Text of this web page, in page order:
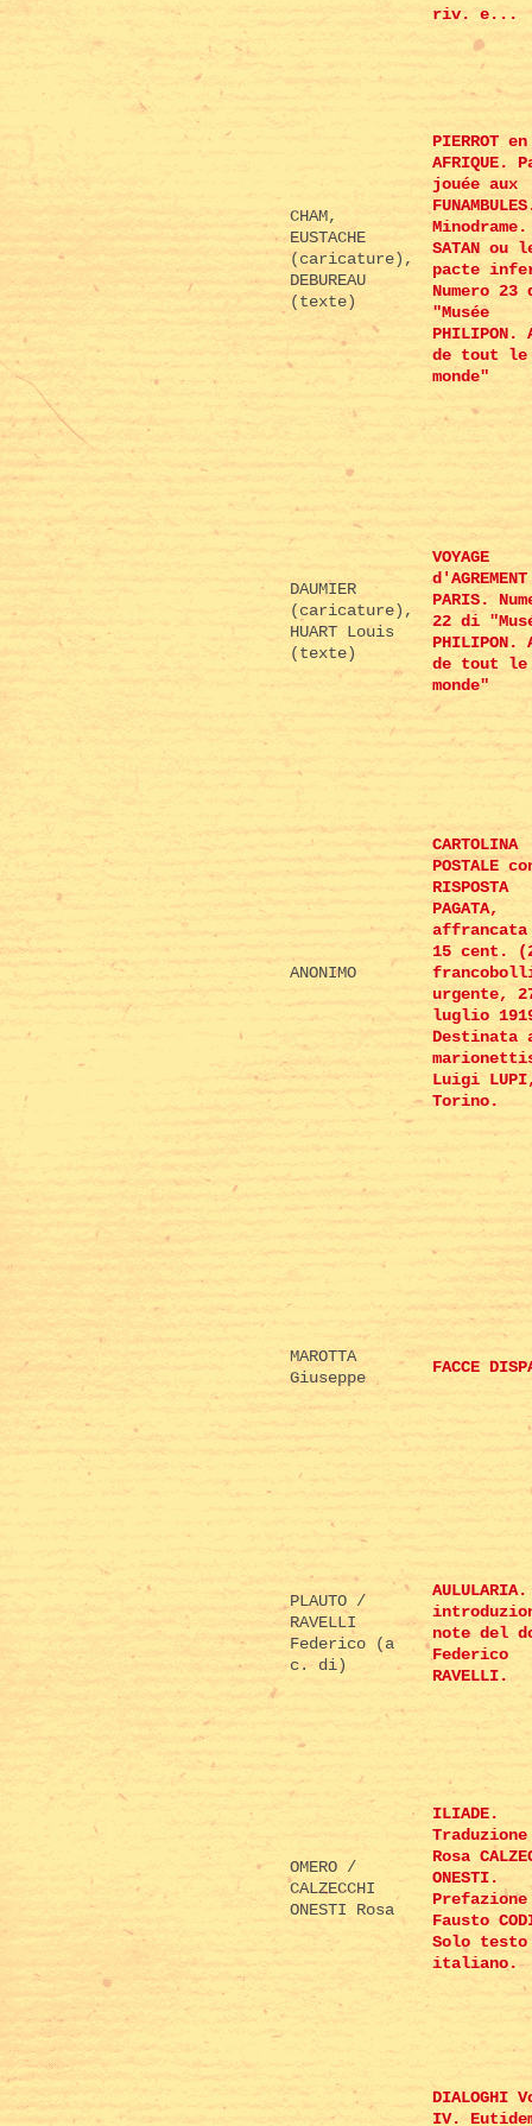
riv. e...
CHAM,
EUSTACHE
(caricature),
DEBUREAU
(texte)
PIERROT en
AFRIQUE.
jouée aux
SATAN ou
pacte
Numero 23
"Musée
PHILIPON.
de tout le
monde"
DAUMIER
(caricature),
HUART Louis
(texte)
VOYAGE
PARIS.
22 di
PHILIPON.
de tout le
monde"
ANONIMO
CARTOLINA
POSTALE
RISPOSTA
PAGATA,
affrancata
15 cent.
urgente,
luglio
Destinata
Luigi
Torino.
MAROTTA
Giuseppe
FACCE
PLAUTO /
RAVELLI
Federico (a
c. di)
note del
Federico
RAVELLI.
OMERO /
CALZECCHI
ONESTI Rosa
ILIADE.
Rosa
ONESTI.
Fausto
Solo testo
italiano.
DIALOGHI
IV.